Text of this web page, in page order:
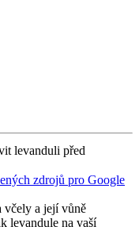
levanduli před
zdrojů pro Google
včely a její vůně
levandule na vaší